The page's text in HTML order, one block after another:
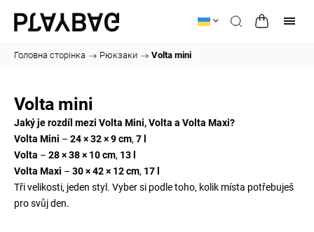
Головна сторінка / Рюкзаки / Volta mini
Volta mini
Jaký je rozdíl mezi Volta Mini, Volta a Volta Maxi?
Volta Mini – 24 × 32 × 9 cm, 7 l
Volta – 28 × 38 × 10 cm, 13 l
Volta Maxi – 30 × 42 × 12 cm, 17 l
Tři velikosti, jeden styl. Vyber si podle toho, kolik místa potřebuješ
pro svůj den.